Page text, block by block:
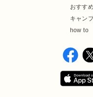
おすす
キャン
how to